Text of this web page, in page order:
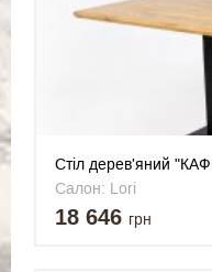
Стіл дерев'яний
Салон: Lori
18 646 грн